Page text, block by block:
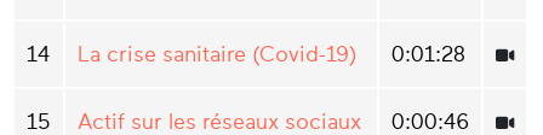
14 La crise sanitaire (Covid-19) 0:01:28
15 Actif sur les réseaux sociaux 0:00:46